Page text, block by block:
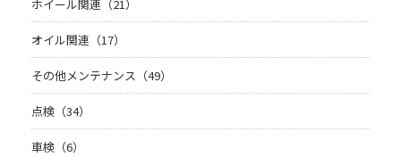
ホイール関連（21）
オイル関連（17）
その他メンテナンス（49）
点検（34）
車検（6）